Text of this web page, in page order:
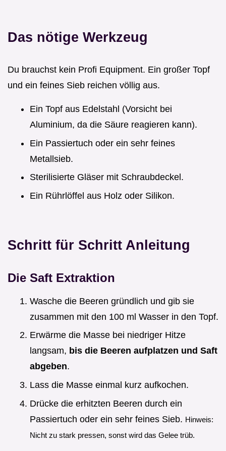
Das nötige Werkzeug
Du brauchst kein Profi Equipment. Ein großer Topf
und ein feines Sieb reichen völlig aus.
Ein Topf aus Edelstahl (Vorsicht bei
Aluminium, da die Säure reagieren kann).
Ein Passiertuch oder ein sehr feines
Metallsieb.
Sterilisierte Gläser mit Schraubdeckel.
Ein Rührlöffel aus Holz oder Silikon.
Schritt für Schritt Anleitung
Die Saft Extraktion
Wasche die Beeren gründlich und gib sie
zusammen mit den 100 ml Wasser in den Topf.
Erwärme die Masse bei niedriger Hitze
langsam, bis die Beeren aufplatzen und Saft
abgeben.
Lass die Masse einmal kurz aufkochen.
Drücke die erhitzten Beeren durch ein
Passiertuch oder ein sehr feines Sieb. Hinweis:
Nicht zu stark pressen, sonst wird das Gelee trüb.